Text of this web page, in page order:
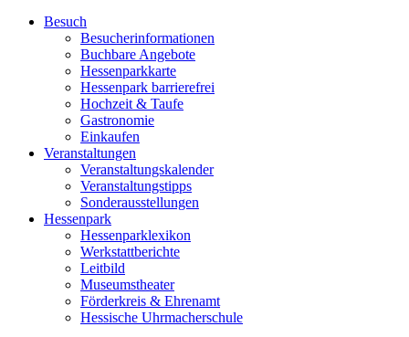
Besuch
Besucherinformationen
Buchbare Angebote
Hessenparkkarte
Hessenpark barrierefrei
Hochzeit & Taufe
Gastronomie
Einkaufen
Veranstaltungen
Veranstaltungskalender
Veranstaltungstipps
Sonderausstellungen
Hessenpark
Hessenparklexikon
Werkstattberichte
Leitbild
Museumstheater
Förderkreis & Ehrenamt
Hessische Uhrmacherschule